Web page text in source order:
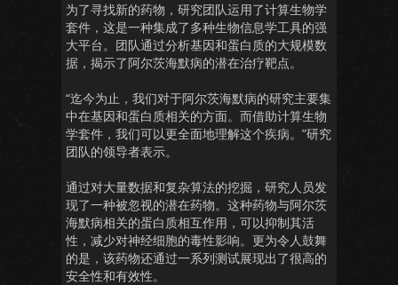
为了寻找新的药物，研究团队运用了计算生物学
套件，这是一种集成了多种生物信息学工具的强
大平台。团队通过分析基因和蛋白质的大规模数
据，揭示了阿尔茨海默病的潜在治疗靶点。
“迄今为止，我们对于阿尔茨海默病的研究主要集
中在基因和蛋白质相关的方面。而借助计算生物
学套件，我们可以更全面地理解这个疾病。”研究
团队的领导者表示。
通过对大量数据和复杂算法的挖掘，研究人员发
现了一种被忽视的潜在药物。这种药物与阿尔茨
海默病相关的蛋白质相互作用，可以抑制其活
性，减少对神经细胞的毒性影响。更为令人鼓舞
的是，该药物还通过一系列测试展现出了很高的
安全性和有效性。